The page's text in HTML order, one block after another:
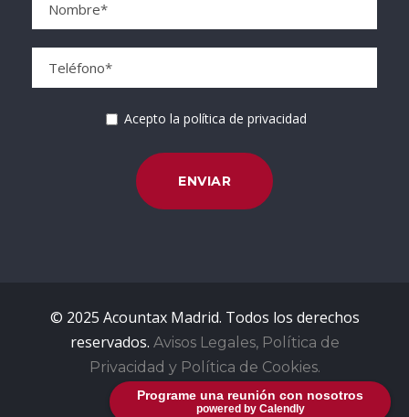
Programe una reunión con nosotros
powered by Calendly
Acepto la política de privacidad
© 2025 Acountax Madrid. Todos los derechos
reservados. Avisos Legales, Política de
Privacidad y Política de Cookies.